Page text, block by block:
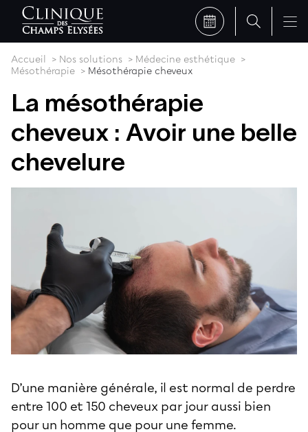
Accueil Nos solutions
Médecine esthétique
Mésothérapie
Mésothérapie cheveux
La mésothérapie
cheveux : Avoir une belle
chevelure
D’une manière générale, il est normal de perdre
entre 100 et 150 cheveux par jour aussi bien
pour un homme que pour une femme.